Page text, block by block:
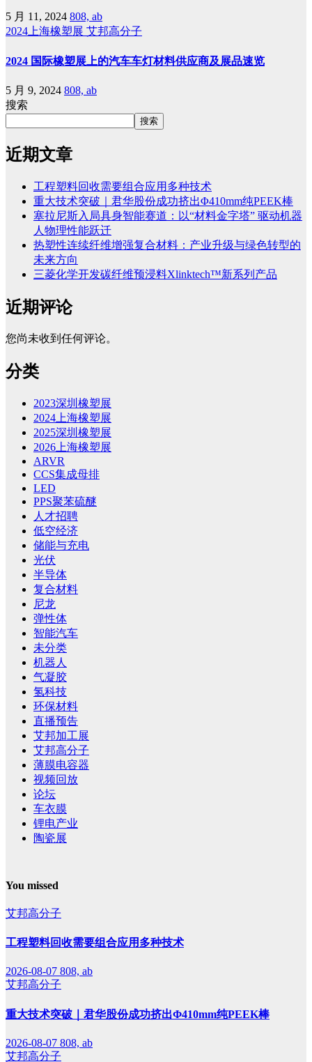
5 月 11, 2024 808, ab
2024上海橡塑展 艾邦高分子
2024 国际橡塑展上的汽车车灯材料供应商及展品速览
5 月 9, 2024 808, ab
搜索
搜索
近期文章
工程塑料回收需要组合应用多种技术
重大技术突破｜君华股份成功挤出Φ410mm纯PEEK棒
塞拉尼斯入局具身智能赛道：以“材料金字塔” 驱动机器
人物理性能跃迁
热塑性连续纤维增强复合材料：产业升级与绿色转型的
未来方向
三菱化学开发碳纤维预浸料Xlinktech™新系列产品
近期评论
您尚未收到任何评论。
分类
2023深圳橡塑展
2024上海橡塑展
2025深圳橡塑展
2026上海橡塑展
ARVR
CCS集成母排
LED
PPS聚苯硫醚
人才招聘
低空经济
储能与充电
光伏
半导体
复合材料
尼龙
弹性体
智能汽车
未分类
机器人
气凝胶
氢科技
环保材料
直播预告
艾邦加工展
艾邦高分子
薄膜电容器
视频回放
论坛
车衣膜
锂电产业
陶瓷展
You missed
艾邦高分子
工程塑料回收需要组合应用多种技术
2026-08-07 808, ab
艾邦高分子
重大技术突破｜君华股份成功挤出Φ410mm纯PEEK棒
2026-08-07 808, ab
艾邦高分子